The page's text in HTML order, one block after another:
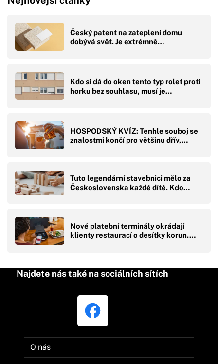
Český patent na zateplení domu
dobývá svět. Je extrémně…
Kdo si dá do oken tento typ rolet proti
horku bez souhlasu, musí je…
HOSPODSKÝ KVÍZ: Tenhle souboj se
znalostmi končí pro většinu dřív,…
Tuto legendární stavebnici mělo za
Československa každé dítě. Kdo…
Nové platební terminály okrádají
klienty restaurací o desítky korun.…
Najdete nás také na sociálních sítích
O nás